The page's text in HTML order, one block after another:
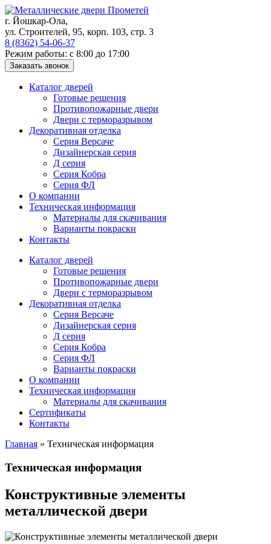
Skip
to
content
г. Йошкар-Ола,
ул. Строителей, 95, корп. 103, стр. 3
8 (8362) 54-06-37
Режим работы: с 8:00 до 17:00
Каталог дверей
Готовые решения
Противопожарные двери
Двери с терморазрывом
Декоративная отделка
Серия Версаче
Дизайнерская серия
Д серия
Серия Кобра
Серия ФЛ
О компании
Техническая информация
Материалы для скачивания
Варианты покраски
Контакты
Каталог дверей
Готовые решения
Противопожарные двери
Двери с терморазрывом
Декоративная отделка
Серия Версаче
Дизайнерская серия
Д серия
Серия Кобра
Серия ФЛ
Варианты покраски
О компании
Техническая информация
Материалы для скачивания
Сертификаты
Контакты
Главная » Техническая информация
Техническая информация
Конструктивные элементы
металлической двери